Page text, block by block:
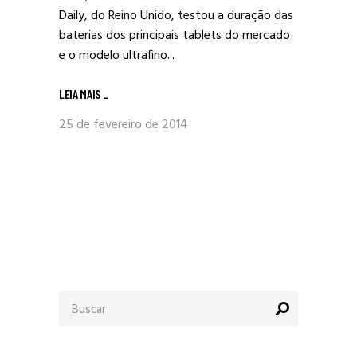
Daily, do Reino Unido, testou a duração das
baterias dos principais tablets do mercado
e o modelo ultrafino...
LEIA MAIS _
25 de fevereiro de 2014
por: